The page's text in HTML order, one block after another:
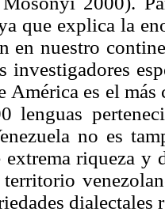
que explica la
en nuestro
investigadores
América es el
lenguas
no es
extrema riqueza